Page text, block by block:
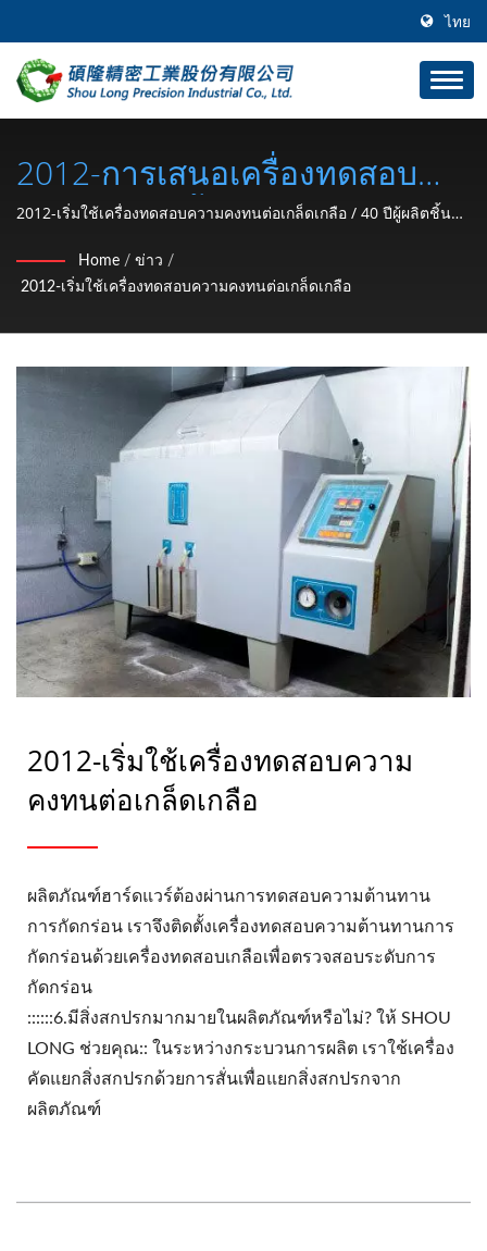
ไทย
2012-การเสนอเครื่องทดสอบ
เค็มซอลต์ / ชิ้นส่วนฮาร์ดแวร์
รถยนต์และมอเตอร์ไซค์
(วงแหวนรัดชนิด C, ซัพพอร์ต
ล็อค, น็อตล็อค, คลิป, วงแหวน
สแน็ป, ตะปู) ผู้ผลิตตั้งแต่ปี 1991
| SHOU LONG
2012-เริ่มใช้เครื่องทดสอบความคงทนต่อเกล็ดเกลือ / 40 ปีผู้ผลิตชิ้น
ล็อค, คลิป, วงแหวนสแน็ป, ตะปู) จากไต้หวัน | SHOU LONG
Home / ข่าว /
2012-เริ่มใช้เครื่องทดสอบความคงทนต่อเกล็ดเกลือ
2012-เริ่มใช้เครื่องทดสอบความ
คงทนต่อเกล็ดเกลือ
ผลิตภัณฑ์ฮาร์ดแวร์ต้องผ่านการทดสอบความต้านทาน
การกัดกร่อน เราจึงติดตั้งเครื่องทดสอบความต้านทานการ
กัดกร่อนด้วยเครื่องทดสอบเกลือเพื่อตรวจสอบระดับการ
กัดกร่อน
::::::6.มีสิ่งสกปรกมากมายในผลิตภัณฑ์หรือไม่? ให้ SHOU
LONG ช่วยคุณ:: ในระหว่างกระบวนการผลิต เราใช้เครื่อง
คัดแยกสิ่งสกปรกด้วยการสั่นเพื่อแยกสิ่งสกปรกจาก
ผลิตภัณฑ์